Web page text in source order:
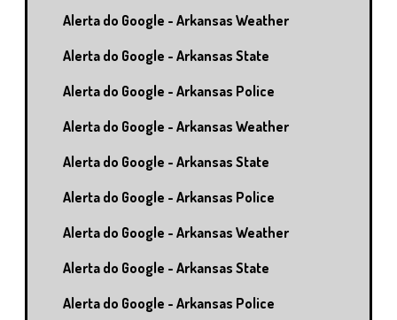
Alerta do Google - Arkansas Weather
Alerta do Google - Arkansas State
Alerta do Google - Arkansas Police
Alerta do Google - Arkansas Weather
Alerta do Google - Arkansas State
Alerta do Google - Arkansas Police
Alerta do Google - Arkansas Weather
Alerta do Google - Arkansas State
Alerta do Google - Arkansas Police